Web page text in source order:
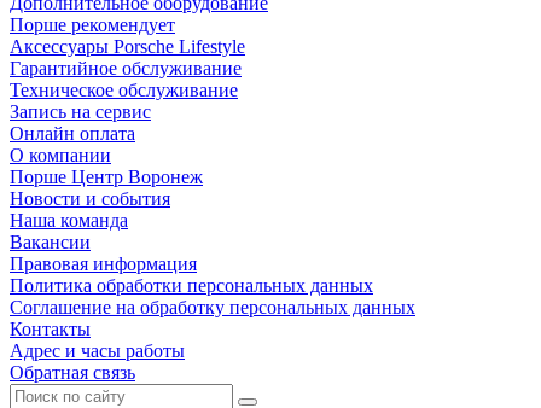
Порше рекомендует
Аксессуары Porsche Lifestyle
Гарантийное обслуживание
Техническое обслуживание
Запись на сервис
Онлайн оплата
О компании
Порше Центр Воронеж
Новости и события
Наша команда
Вакансии
Правовая информация
Политика обработки персональных данных
Соглашение на обработку персональных данных
Контакты
Адрес и часы работы
Обратная связь